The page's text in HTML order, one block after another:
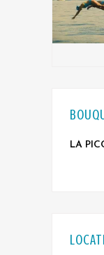
LA